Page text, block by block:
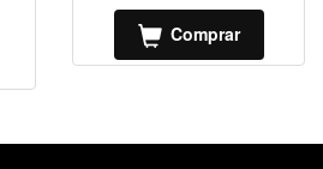
Comprar